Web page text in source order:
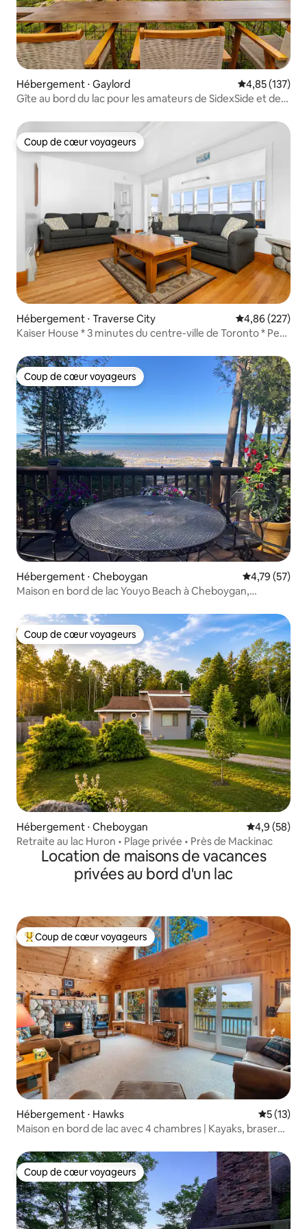
Hébergement ⋅ Gaylord Évaluation
4,85 (137)
Gîte au bord du lac pour les amateurs de SidexSide et de
Coup de cœur voyageurs
Coup de cœur voyageurs
Hébergement ⋅ Traverse City Évaluation
4,86 (227)
Kaiser House * 3 minutes du centre-ville de Toronto * Peut
Coup de cœur voyageurs
Coup de cœur voyageurs
Hébergement ⋅ Cheboygan Évaluation
4,79 (57)
Maison en bord de lac Youyo Beach à Cheboygan,
Coup de cœur voyageurs
Coup de cœur voyageurs
Hébergement ⋅ Cheboygan Évaluation
4,9 (58)
Retraite au lac Huron • Plage privée • Près de Mackinac
Location de maisons de vacances
privées au bord d'un lac
Coups de cœur voyageurs les plus appréciés
Coup de cœur voyageurs
Hébergement ⋅ Hawks
5 (13)
Maison en bord de lac avec 4 chambres | Kayaks, brasero
Coup de cœur voyageurs
Coup de cœur voyageurs